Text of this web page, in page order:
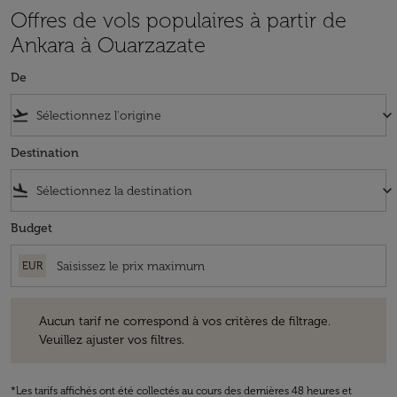
Offres de vols populaires à partir de
Ankara à Ouarzazate
De
flight_takeoff keyboard_arrow_down
Destination
flight_land keyboard_arrow_down
Budget
EUR
Aucun tarif ne correspond à vos critères de filtrage.
Veuillez ajuster vos filtres.
*Les tarifs affichés ont été collectés au cours des dernières 48 heures et